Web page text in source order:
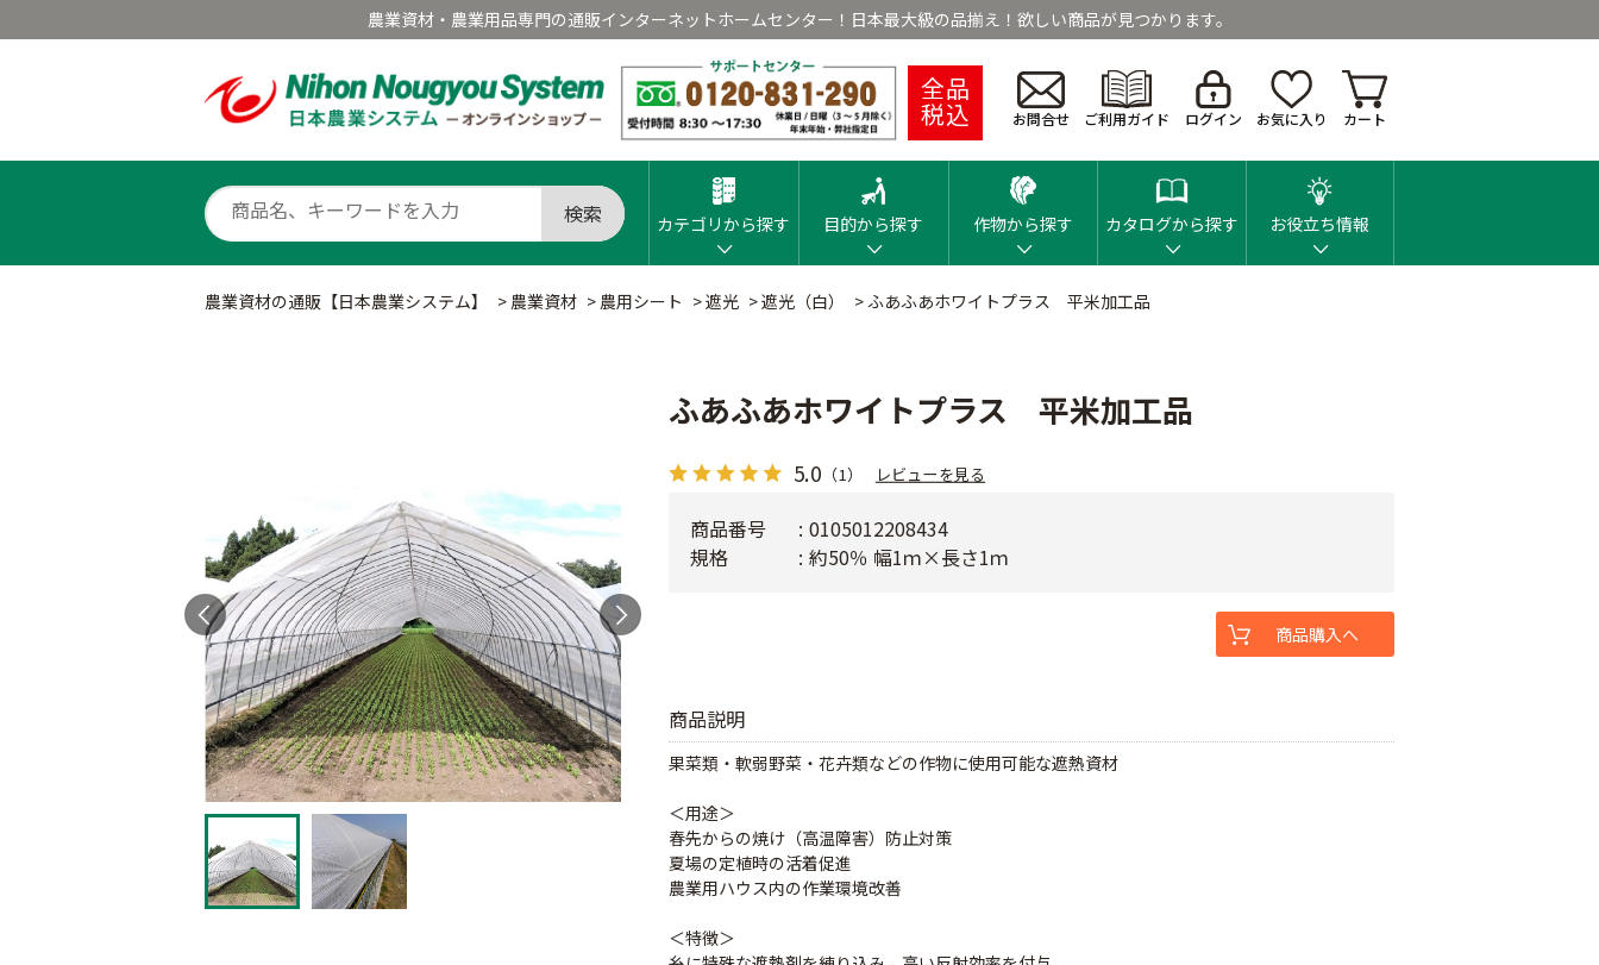
農業資材・農業用品専門の通販インターネットホームセンター！日本最大級の品揃え！欲しい商品が見つかります。
全品
税込 お問合せ ご利用ガイド ログイン お気に入り カート
検索 カテゴリから探す 目的から探す 作物から探す カタログから探す お役立ち情報
農業資材の通販【日本農業システム】 > 農業資材 > 農用シート >遮光 >遮光（白） >ふあふあホワイトプラス 平米加工品
ふあふあホワイトプラス 平米加工品
5.0 （1） レビューを見る
商品説明
果菜類・軟弱野菜・花卉類などの作物に使用可能な遮熱資材
＜用途＞
春先からの焼け（高温障害）防止対策
夏場の定植時の活着促進
農業用ハウス内の作業環境改善
＜特徴＞
商品番号
0105012208434
規格
約50％ 幅1ｍ×長さ1ｍ
商品購入へ